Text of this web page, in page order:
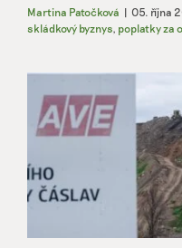
Martina Patočková | 05. října
skládkový byznys, poplatky za